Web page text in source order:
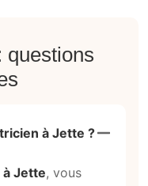
questions
à Jette ?
Jette, vous